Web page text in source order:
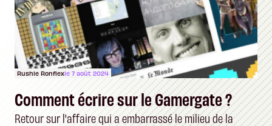
Rushie Ronflexle 7 août 2024
Comment écrire sur le Gamergate ?
Retour sur l'affaire qui a embarrassé le milieu de la